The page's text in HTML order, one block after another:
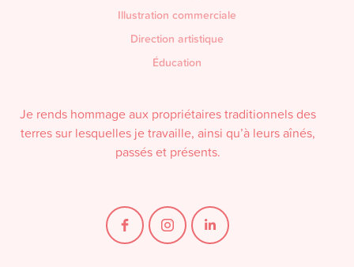
Illustration commerciale
Direction artistique
Éducation
Je rends hommage aux propriétaires traditionnels des
terres sur lesquelles je travaille, ainsi qu’à leurs aînés,
passés et présents.